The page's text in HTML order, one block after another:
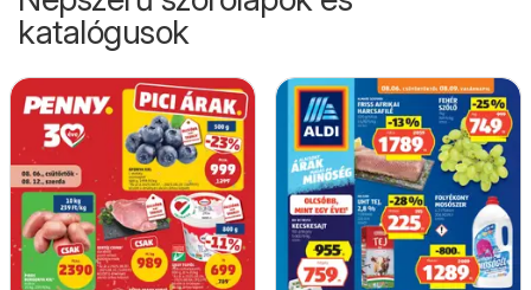
katalógusok